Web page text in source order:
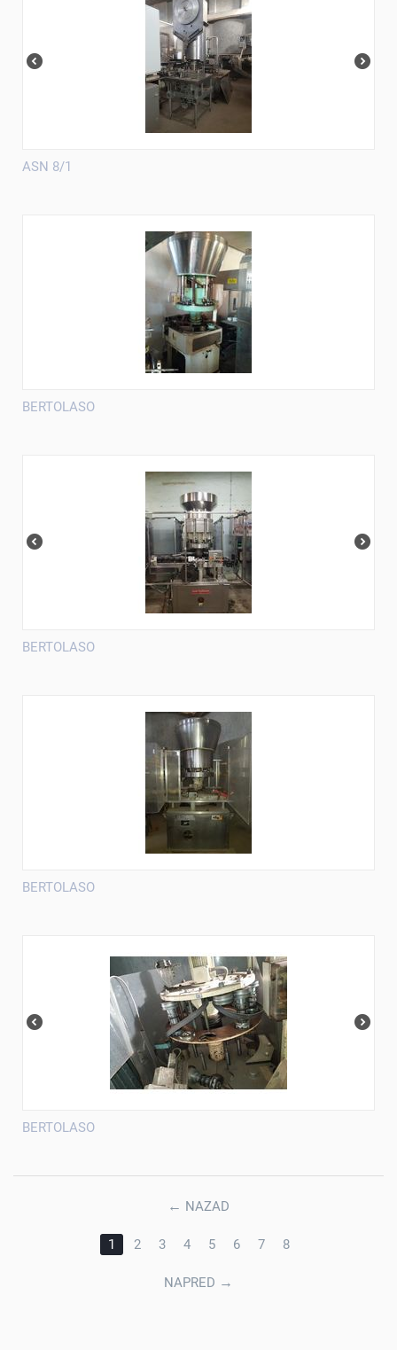
ASN 8/1
BERTOLASO
BERTOLASO
BERTOLASO
BERTOLASO
← NAZAD
1 2 3 4 5 6 7 8
NAPRED →